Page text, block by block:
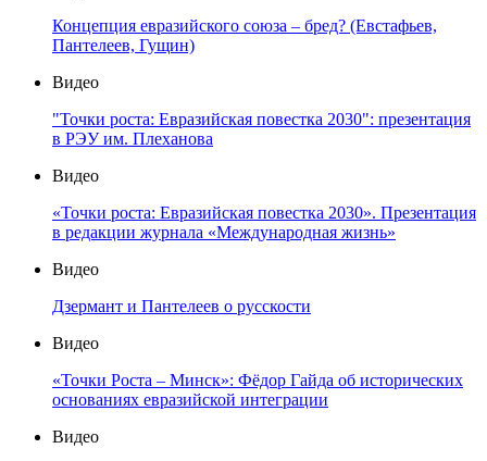
Концепция евразийского союза – бред? (Евстафьев,
Пантелеев, Гущин)
Видео
"Точки роста: Евразийская повестка 2030": презентация
в РЭУ им. Плеханова
Видео
«Точки роста: Евразийская повестка 2030». Презентация
в редакции журнала «Международная жизнь»
Видео
Дзермант и Пантелеев о русскости
Видео
«Точки Роста – Минск»: Фёдор Гайда об исторических
основаниях евразийской интеграции
Видео